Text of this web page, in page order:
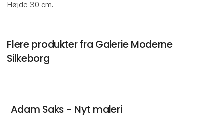
Højde 30 cm.
Flere produkter fra Galerie Moderne
Silkeborg
Adam Saks - Nyt maleri